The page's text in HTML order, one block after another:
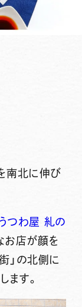
南北に伸び
うつわ屋 糺の
お店が顔を
」の北側に
ます。